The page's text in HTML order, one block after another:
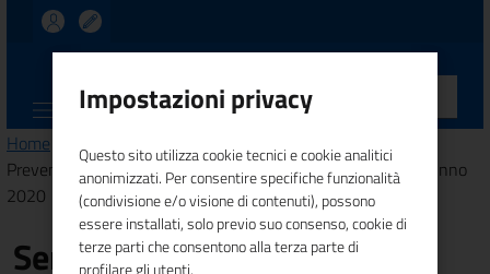
CALABRIA
Home Amministrazione trasparente > Bilanci
> Bilancio
Preventivo e Consuntivo - art. 29, c. 1 - D.Lgs. 33/2013 - Anno
2020
Servizi
Impostazioni privacy
Questo sito utilizza cookie tecnici e cookie analitici
anonimizzati. Per consentire specifiche funzionalità
(condivisione e/o visione di contenuti), possono
essere installati, solo previo suo consenso, cookie di
terze parti che consentono alla terza parte di